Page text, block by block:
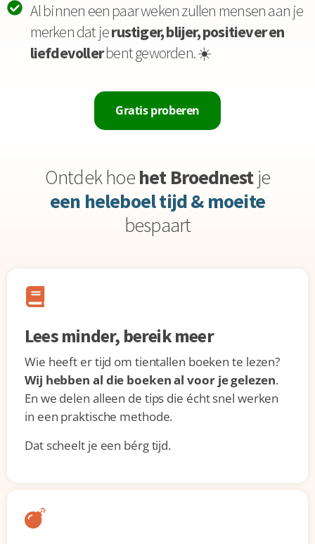
Al binnen een paar weken zullen mensen aan je
merken dat jerustiger, blijer, positiever en
liefdevollerbent geworden. ☀️
Gratis proberen
Ontdek hoehet Broednestje
een heleboel tijd & moeite
bespaart
Lees minder, bereik meer
Wie heeft er tijd om tientallen boeken te lezen?
Wij hebben al die boeken al voor je gelezen.
En we delen alleen de tips die écht snel werken
in een praktische methode.
Dat scheelt je een bérg tijd.